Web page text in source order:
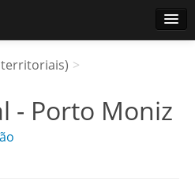
>
- Porto Moniz